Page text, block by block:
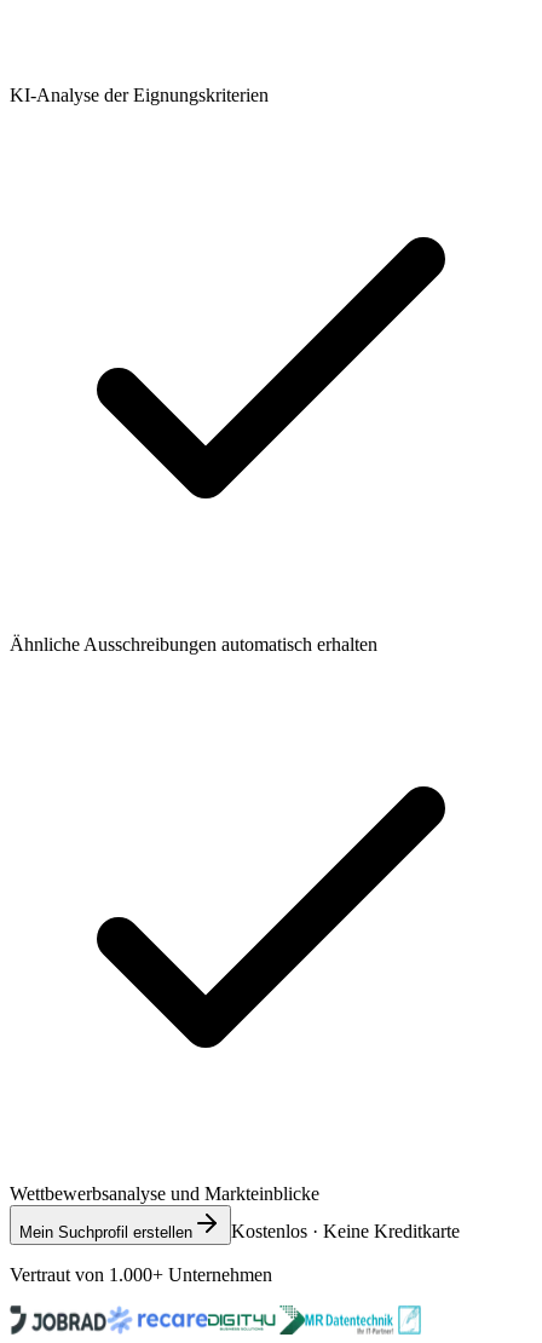
KI-Analyse der Eignungskriterien
Ähnliche Ausschreibungen automatisch erhalten
Wettbewerbsanalyse und Markteinblicke
Mein Suchprofil erstellen Kostenlos · Keine Kreditkarte
Vertraut von 1.000+ Unternehmen